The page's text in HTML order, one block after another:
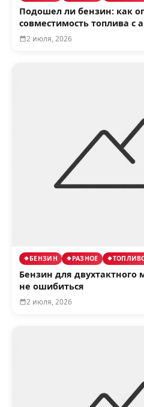
Подошел ли бензин: как
совместимость топлива с
2 июля, 2026
БЕНЗИН РАЗНОЕ
Бензин для двухтактного
не ошибиться
2 июля, 2026